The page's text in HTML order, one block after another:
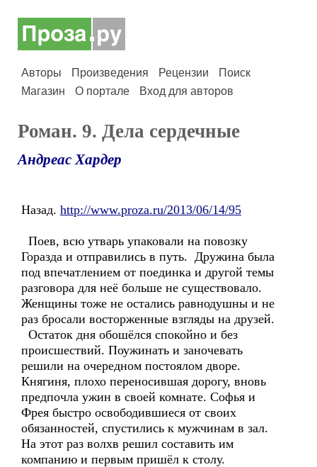
Авторы Произведения Рецензии
Поиск
Магазин
О портале Вход для авторов
Роман. 9. Дела сердечные
Андреас Хардер
Назад. http://www.proza.ru/2013/06/14/95
Поев, всю утварь упаковали на повозку
Горазда и отправились в путь. Дружина была
под впечатлением от поединка и другой темы
разговора для неё больше не существовало.
Женщины тоже не остались равнодушны и не
раз бросали восторженные взгляды на друзей.
Остаток дня обошёлся спокойно и без
происшествий. Поужинать и заночевать
решили на очередном постоялом дворе.
Княгиня, плохо переносившая дорогу, вновь
предпочла ужин в своей комнате. Софья и
Фрея быстро освободившиеся от своих
обязанностей, спустились к мужчинам в зал.
На этот раз волхв решил составить им
компанию и первым пришёл к столу.